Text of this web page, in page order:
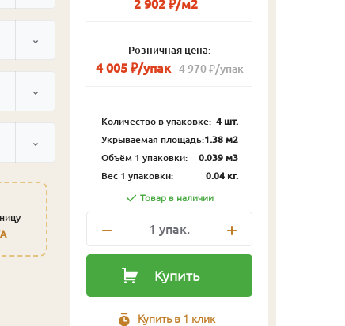
2 902 ₽/м2
Розничная цена:
4 005 ₽/упак 4 970 ₽/упак
Количество в упаковке: 4 шт.
Укрываемая площадь:1.38 м2
Объём 1 упаковки:
0.039 м3
Вес 1 упаковки:
0.04 кг.
Товар в наличии
1 упак.
Купить
Купить в 1 клик